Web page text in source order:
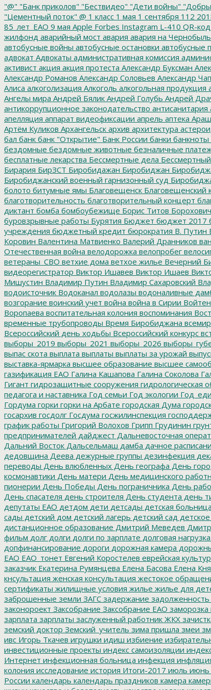
"@" "Банк приколов" "Бествидео" "Дети войны"
"Цементный поток" @ 1 класс 1 мая 1 сентября 112
85_лет_ЕАО 9 мая Apple Forbes Instagram L-410 QR-код
жилфонд аварийный мост авария авария на
автобусные войны автобусные остановки автобусные
адвокат Адвокаты административная комиссия
активист акция акция протеста Александр Буксман
Александр Романов Александр Соловьев Александр
Алиса алкоголизация Алкоголь алкогольная продукция
Ангелы мира Андрей Бялик Андрей Голубь Андрей
антикоррупционное законодательство антисанитария
апелляция аппарат видеофиксации апрель аптека
Артём Куликов Архангельск архив архитектура
бал банк банк "Открытие" Банк России банки банкноты
бездомные бездомные животные безналичные
бесплатные лекарства Бессмертные дела
Бирария БирЗСТ Биробидажан Биробиджан
Биробиджанский военный гарнизонный суд
болото битумные ямы Благовещенск Благовещенский
благотворительность благотворительный концерт
диктант бомба бомбоубежище Борис Титов Борохович
буровзрывные работы Бурятия Бюджет бюджет 2017
учреждения бюджетный кредит бюрократия В. Путин
Коровин Валентина Матвиенко Валерий Дранников
Отечественная война велодорожка велопробег
ветераны_СВО ветхие дома ветхое жилье Вечерний
видеорегистратор Виктор Ишавев Виктор Ишаев
Мишустин Владимир Путин Владимир Сахаровский
водоисточник Водоканал водолазы водоналивные
возгорание воинский учет война война в Сирии
Воропаева воспитательная колония воспоминания
временные трубопроводы Время Биробиджана
Всероссийский день ходьбы Всероссийский конкурс
выборы_2019 выборы_2021 выборы_2026
выпас скота выплата выплаты выплаты за урожай
выставка-ярмарка высшее образование высшее
газификация ЕАО Галина Кашапова Галина Соколова
Гигант гидрозащитные сооружения гидрологическая
педагога и наставника Год семьи Год экологии
Гордума горки горки на Арбате городская Дума
госархив госдолг Госдума госжилинспекция
график работы Григорий Волохов Грипп Грудинин
предпринимателей дайджест Дальневосточная
Дальний Восток Дальсельмаш дамба дачное
дедовщина Деева дежурные группы дезинфекция
переводы День влюбленных День географа День
космонавтики День матери День медицинского
пионерии День Победы День пограничника День
День спасателя день строителя День студента день
депутаты ЕАО детдом дети детсады детская больница
сады детский дом детский лагерь детский сад
дистанционное образование Дмитрий Меведев
фильм долг долги долги по зарплате долговая нагрузка
допфинансирование дороги дорожная камера
ЕАО ЕАО_тонет Евгений Коростелев еврейская
заказчик Екатерина Румянцева Елена Басова Елена
кнсультация женская консультация жестокое
сертификаты жилищные условия жилье жилье для
заброшенные земли ЗАГС задержание задолженность
законороект Заксобрание Заксобрание ЕАО
зарплата зарплаты заслуженный работник ЖКХ
земский доктор Земский_учитель зима пришла змеи
ивс Игорь Ткачев игрушки идиш избиение
инвестиционные проекты индекс самоизоляции
Интернет инфекционная больница инфекция
колония исследование история Итоги-2017 июль июнь
России календарь календарь праздников камера